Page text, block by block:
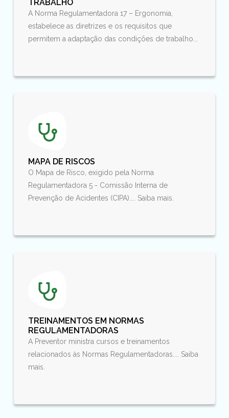
TRABALHO
A Norma Regulamentadora 17 – Ergonomia,
estabelece as diretrizes e os requisitos que
permitem a adaptação das condições de trabalho...
MAPA DE RISCOS
O Mapa de Risco, exigido pela Norma
Regulamentadora 5 - Comissão Interna de
Prevenção de Acidentes (CIPA).... Saiba mais.
TREINAMENTOS EM NORMAS
REGULAMENTADORAS
A Preventor ministra cursos e treinamentos
relacionados às Normas Regulamentadoras.... Saiba
mais.